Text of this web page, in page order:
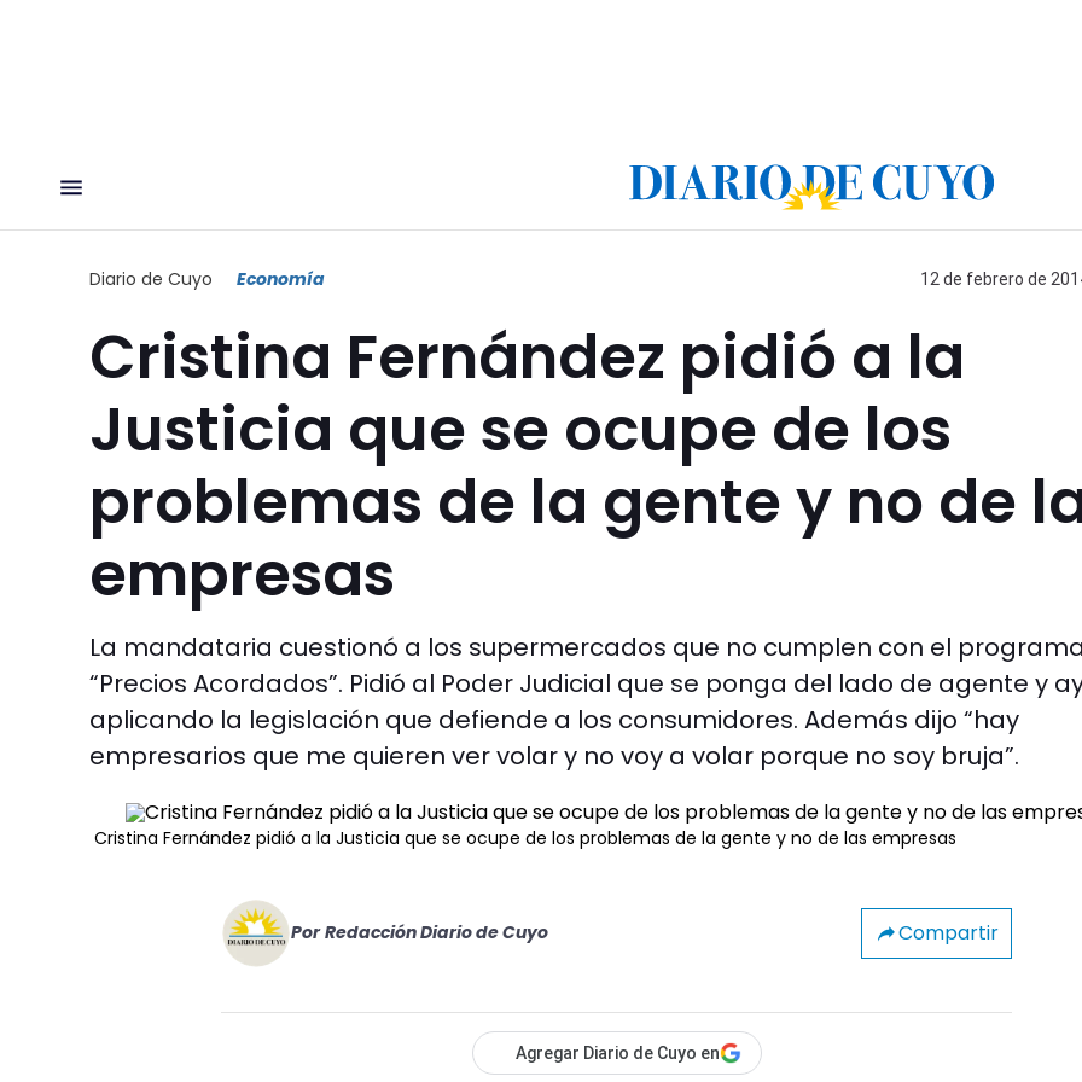
Diario de Cuyo Economía 12 de febrero de
Cristina Fernández pidió a la
Justicia que se ocupe de los
problemas de la gente y no de
empresas
La mandataria cuestionó a los supermercados que no cumplen con el programa
“Precios Acordados”. Pidió al Poder Judicial que se ponga del lado de agente y
aplicando la legislación que defiende a los consumidores. Además dijo “hay
empresarios que me quieren ver volar y no voy a volar porque no soy bruja”.
Cristina Fernández pidió a la Justicia que se ocupe de los problemas de la gente y no de las empresas
Por Redacción Diario de Cuyo Compartir
Agregar Diario de Cuyo en